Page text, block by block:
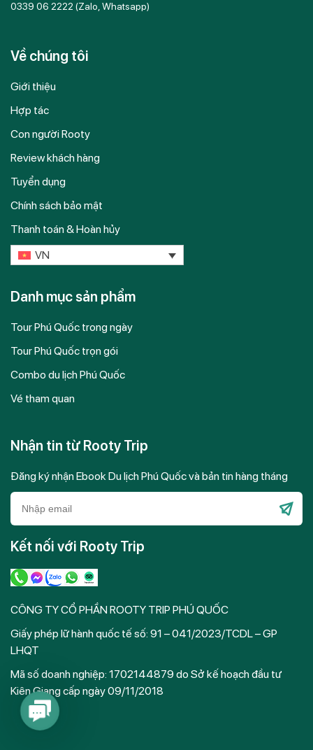
0339 06 2222 (Zalo, Whatsapp)
Về chúng tôi
Giới thiệu
Hợp tác
Con người Rooty
Review khách hàng
Tuyển dụng
Chính sách bảo mật
Thanh toán & Hoàn hủy
VN
Danh mục sản phẩm
Tour Phú Quốc trong ngày
Tour Phú Quốc trọn gói
Combo du lịch Phú Quốc
Vé tham quan
Nhận tin từ Rooty Trip
Đăng ký nhận Ebook Du lịch Phú Quốc và bản tin hàng tháng
Please
Kết nối với Rooty Trip
CÔNG TY CỔ PHẦN ROOTY TRIP PHÚ QUỐC
Giấy phép lữ hành quốc tế số: 91 – 041/2023/TCDL – GP
LHQT
Mã số doanh nghiệp: 1702144879 do Sở kế hoạch đầu tư
Kiên Giang cấp ngày 09/11/2018
Contact
Us